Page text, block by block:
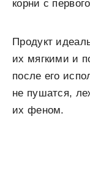
корни с
Продукт
их мягкими и
после его
не пушатся,
их феном.